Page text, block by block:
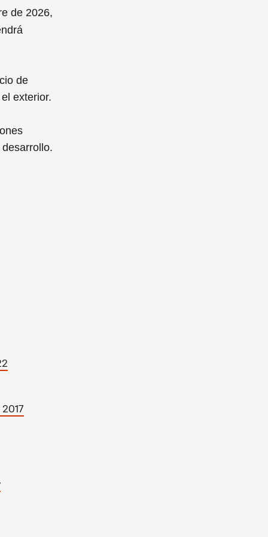
de 2026,
de
exterior.